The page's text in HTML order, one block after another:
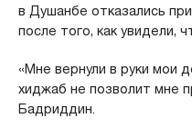
в Душанбе отказались
после того, как увидели,
«Мне вернули в руки мои
хиджаб не позволит мне
Бадриддин.